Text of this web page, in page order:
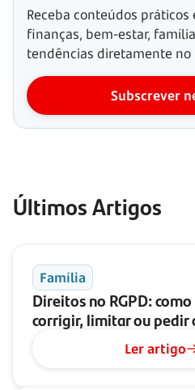
Receba conteúdos práticos
finanças, bem-estar,
tendências diretamente no
Subscrever
Últimos Artigos
Família
Direitos no RGPD: como
corrigir, limitar ou pedir
Ler artigo